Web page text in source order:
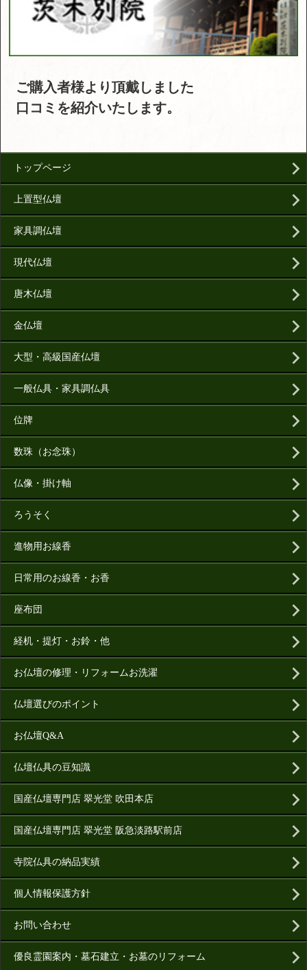
ご購入者様より頂戴しました
口コミを紹介いたします。
トップページ
上置型仏壇
家具調仏壇
現代仏壇
唐木仏壇
金仏壇
大型・高級国産仏壇
一般仏具・家具調仏具
位牌
数珠（お念珠）
仏像・掛け軸
ろうそく
進物用お線香
日常用のお線香・お香
座布団
経机・提灯・お鈴・他
お仏壇の修理・リフォームお洗濯
仏壇選びのポイント
お仏壇Q&A
仏壇仏具の豆知識
国産仏壇専門店 翠光堂 吹田本店
国産仏壇専門店 翠光堂 阪急淡路駅前店
寺院仏具の納品実績
個人情報保護方針
お問い合わせ
優良霊園案内・墓石建立・お墓のリフォーム